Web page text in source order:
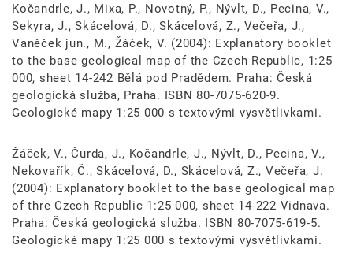
Kočandrle, J., Mixa, P., Novotný, P., Nývlt, D., Pecina, V.,
Sekyra, J., Skácelová, D., Skácelová, Z., Večeřa, J.,
Vaněček jun., M., Žáček, V. (2004): Explanatory booklet
to the base geological map of the Czech Republic, 1:25
000, sheet 14-242 Bělá pod Pradědem. Praha: Česká
geologická služba, Praha. ISBN 80-7075-620-9.
Geologické mapy 1:25 000 s textovými vysvětlivkami.
Žáček, V., Čurda, J., Kočandrle, J., Nývlt, D., Pecina, V.,
Nekovařík, Č., Skácelová, D., Skácelová, Z., Večeřa, J.
(2004): Explanatory booklet to the base geological map
of thre Czech Republic 1:25 000, sheet 14-222 Vidnava.
Praha: Česká geologická služba. ISBN 80-7075-619-5.
Geologické mapy 1:25 000 s textovými vysvětlivkami.